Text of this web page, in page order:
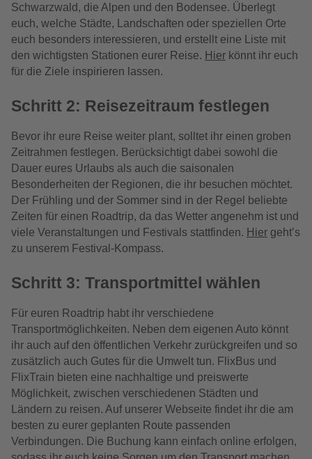
Schwarzwald, die Alpen und den Bodensee. Überlegt
euch, welche Städte, Landschaften oder speziellen Orte
euch besonders interessieren, und erstellt eine Liste mit
den wichtigsten Stationen eurer Reise. Hier könnt ihr euch
für die Ziele inspirieren lassen.
Schritt 2: Reisezeitraum festlegen
Bevor ihr eure Reise weiter plant, solltet ihr einen groben
Zeitrahmen festlegen. Berücksichtigt dabei sowohl die
Dauer eures Urlaubs als auch die saisonalen
Besonderheiten der Regionen, die ihr besuchen möchtet.
Der Frühling und der Sommer sind in der Regel beliebte
Zeiten für einen Roadtrip, da das Wetter angenehm ist und
viele Veranstaltungen und Festivals stattfinden. Hier geht’s
zu unserem Festival-Kompass.
Schritt 3: Transportmittel wählen
Für euren Roadtrip habt ihr verschiedene
Transportmöglichkeiten. Neben dem eigenen Auto könnt
ihr auch auf den öffentlichen Verkehr zurückgreifen und so
zusätzlich auch Gutes für die Umwelt tun. FlixBus und
FlixTrain bieten eine nachhaltige und preiswerte
Möglichkeit, zwischen verschiedenen Städten und
Ländern zu reisen. Auf unserer Webseite findet ihr die am
besten zu eurer geplanten Route passenden
Verbindungen. Die Buchung kann einfach online erfolgen,